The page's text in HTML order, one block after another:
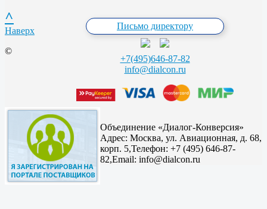
Письмо директору
+7(495)646-87-82
info@dialcon.ru
^
Наверх
©
Объединение «Диалог-Конверсия»
Адрес: Москва, ул. Авиационная, д. 68,
корп. 5,Телефон: +7 (495) 646-87-
82,Email: info@dialcon.ru